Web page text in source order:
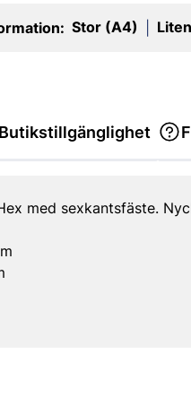
Stor (A4) Liten
Butikstillgänglighet
med sexkantsfäste.